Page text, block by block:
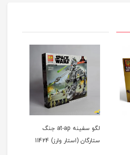
لگو سفینه at-ap جنگ
ستارگان (استار وارز) 11424